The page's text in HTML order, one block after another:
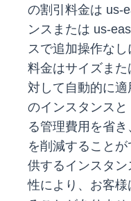
の割引料金は us-
ンスまたは us-
スで追加操作なし
料金はサイズま
対して自動的に
のインスタンス
る管理費用を省
を削減すること
供するインスタ
性により、お客